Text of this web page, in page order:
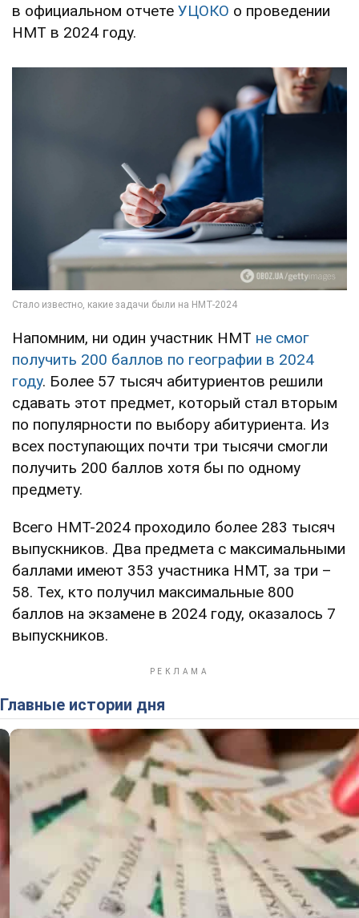
в официальном отчете УЦОКО о проведении
НМТ в 2024 году.
Напомним, ни один участник НМТ не смог
получить 200 баллов по географии в 2024
году. Более 57 тысяч абитуриентов решили
сдавать этот предмет, который стал вторым
по популярности по выбору абитуриента. Из
всех поступающих почти три тысячи смогли
получить 200 баллов хотя бы по одному
предмету.
Всего НМТ-2024 проходило более 283 тысяч
выпускников. Два предмета с максимальными
баллами имеют 353 участника НМТ, за три –
58. Тех, кто получил максимальные 800
баллов на экзамене в 2024 году, оказалось 7
выпускников.
Главные истории дня